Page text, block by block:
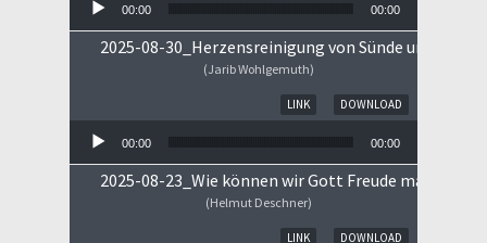
00:00 00:00
2025-08-30_Herzensreinigung von Sünde und Sorge
(Jarib Wohlgemuth)
DOWNLOAD
LINK
00:00 00:00
2025-08-23_Wie können wir Gott Freude machen
(Helmut Deschner)
DOWNLOAD
LINK